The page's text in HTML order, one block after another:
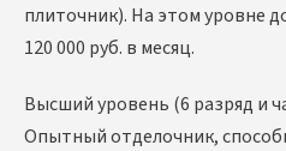
плиточник). На этом уровне
120 000 руб. в месяц.
Высший уровень (6 разряд и
Опытный отделочник,